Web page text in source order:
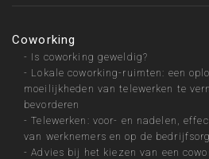
Coworking
- Is coworking geweldig?
- Lokale coworking-ruimten: een
moeilijkheden van telewerken te
bevorderen
-Telewerken: voor- en nadelen,
van werknemers en op de
-Advies bij het kiezen van een